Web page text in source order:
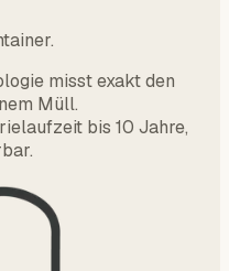
misst exakt den
Müll.
bis 10 Jahre,